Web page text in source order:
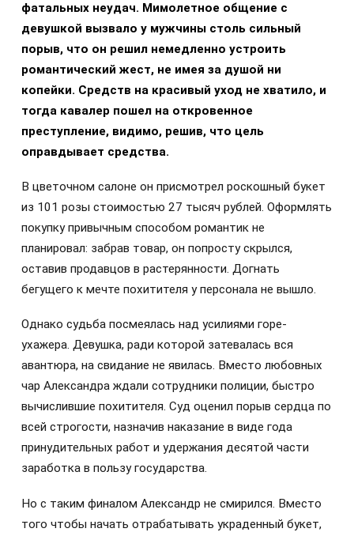
фатальных неудач. Мимолетное общение с
девушкой вызвало у мужчины столь сильный
порыв, что он решил немедленно устроить
романтический жест, не имея за душой ни
копейки. Средств на красивый уход не хватило, и
тогда кавалер пошел на откровенное
преступление, видимо, решив, что цель
оправдывает средства.
В цветочном салоне он присмотрел роскошный букет
из 101 розы стоимостью 27 тысяч рублей. Оформлять
покупку привычным способом романтик не
планировал: забрав товар, он попросту скрылся,
оставив продавцов в растерянности. Догнать
бегущего к мечте похитителя у персонала не вышло.
Однако судьба посмеялась над усилиями горе-
ухажера. Девушка, ради которой затевалась вся
авантюра, на свидание не явилась. Вместо любовных
чар Александра ждали сотрудники полиции, быстро
вычислившие похитителя. Суд оценил порыв сердца по
всей строгости, назначив наказание в виде года
принудительных работ и удержания десятой части
заработка в пользу государства.
Но с таким финалом Александр не смирился. Вместо
того чтобы начать отрабатывать украденный букет,